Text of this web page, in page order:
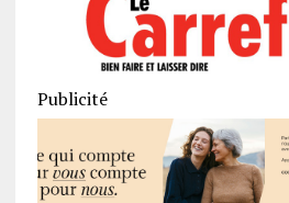
Publicité